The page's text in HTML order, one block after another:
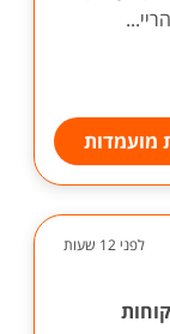
מועמדות
לפני 12 שעות